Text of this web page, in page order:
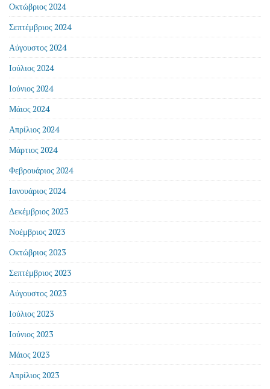
Οκτώβριος 2024
Σεπτέμβριος 2024
Αύγουστος 2024
Ιούλιος 2024
Ιούνιος 2024
Μάιος 2024
Απρίλιος 2024
Μάρτιος 2024
Φεβρουάριος 2024
Ιανουάριος 2024
Δεκέμβριος 2023
Νοέμβριος 2023
Οκτώβριος 2023
Σεπτέμβριος 2023
Αύγουστος 2023
Ιούλιος 2023
Ιούνιος 2023
Μάιος 2023
Απρίλιος 2023